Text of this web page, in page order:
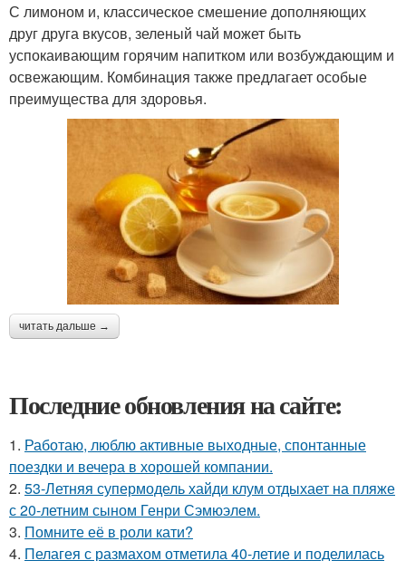
С лимоном и, классическое смешение дополняющих
друг друга вкусов, зеленый чай может быть
успокаивающим горячим напитком или возбуждающим и
освежающим. Комбинация также предлагает особые
преимущества для здоровья.
читать дальше →
Последние обновления на сайте:
1. Работаю, люблю активные выходные, спонтанные
поездки и вечера в хорошей компании.
2. 53-Летняя супермодель хайди клум отдыхает на пляже
с 20-летним сыном Генри Сэмюэлем.
3. Помните её в роли кати?
4. Пелагея с размахом отметила 40-летие и поделилась